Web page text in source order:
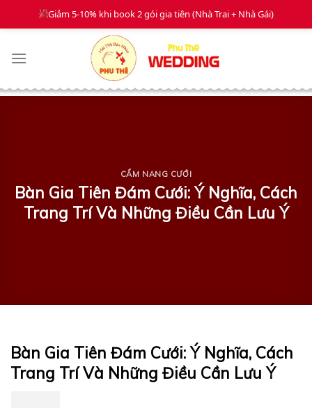
Giảm 5-10% khi book 2 gói gia tiên (Nhà Trai + Nhà Gái)
CẨM NANG CƯỚI
Bàn Gia Tiên Đám Cưới: Ý Nghĩa, Cách
Trang Trí Và Những Điều Cần Lưu Ý
Bàn Gia Tiên Đám Cưới: Ý Nghĩa, Cách
Trang Trí Và Những Điều Cần Lưu Ý
Gia Tiên Mâm Quả Dạm Ngõ Xe Hoa